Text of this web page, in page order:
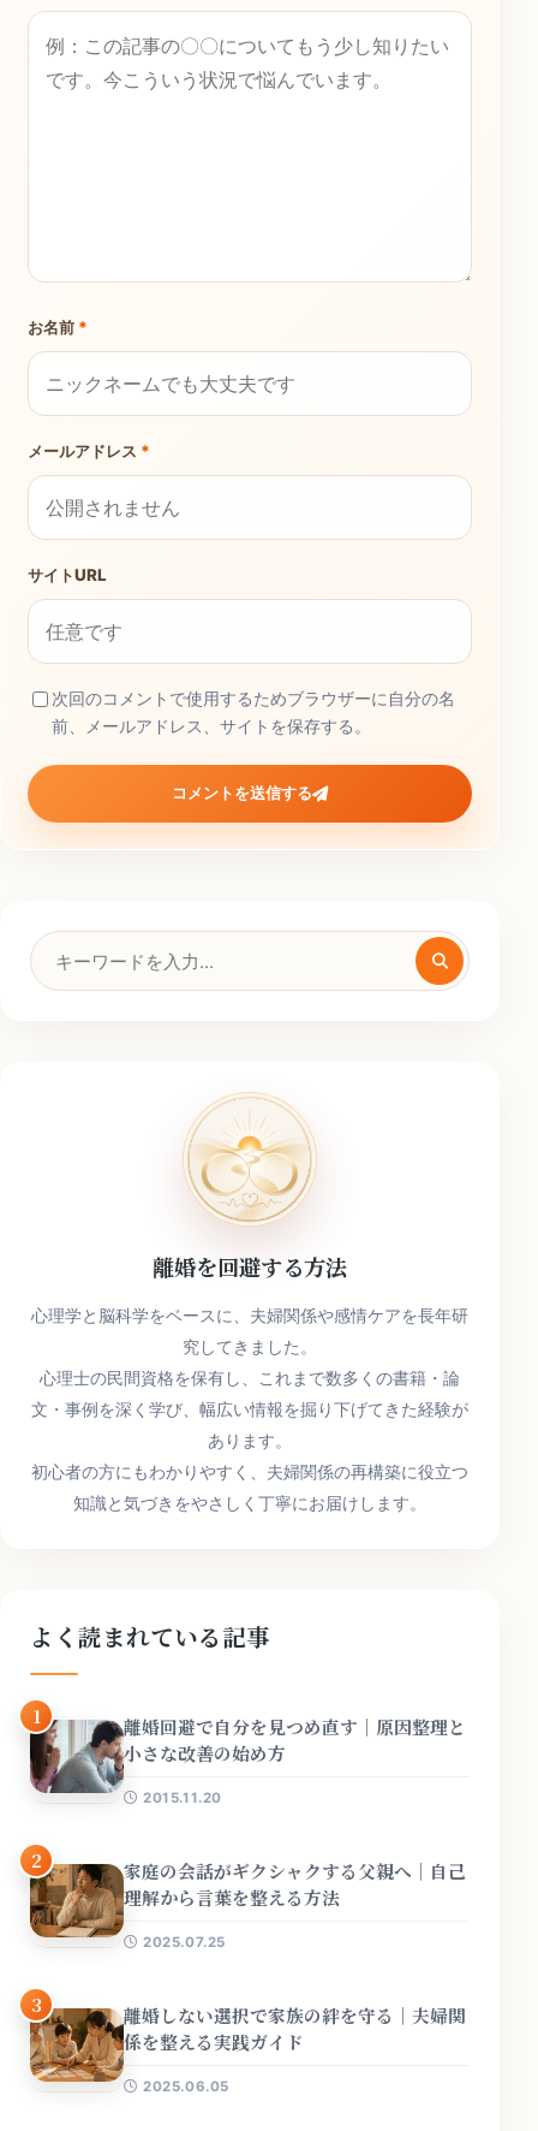
お名前 *
メールアドレス *
サイトURL
次回のコメントで使用するためブラウザーに自分の名
前、メールアドレス、サイトを保存する。
コメントを送信する
検
索
離婚を回避する方法
心理学と脳科学をベースに、夫婦関係や感情ケアを長年研
究してきました。
心理士の民間資格を保有し、これまで数多くの書籍・論
文・事例を深く学び、幅広い情報を掘り下げてきた経験が
あります。
初心者の方にもわかりやすく、夫婦関係の再構築に役立つ
知識と気づきをやさしく丁寧にお届けします。
よく読まれている記事
1
離婚回避で自分を見つめ直す｜原因整理と
小さな改善の始め方
2015.11.20
2
家庭の会話がギクシャクする父親へ｜自己
理解から言葉を整える方法
2025.07.25
3
離婚しない選択で家族の絆を守る｜夫婦関
係を整える実践ガイド
2025.06.05